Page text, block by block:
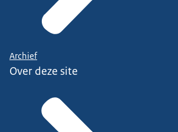
Archief
Over deze site